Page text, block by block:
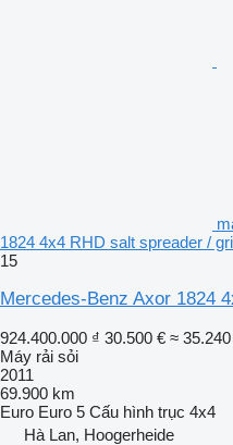
1824 4x4 RHD salt spreader /
15
Mercedes-Benz Axor 1824
924.400.000 ₫ 30.500 € ≈
Máy rải sỏi
2011
69.900 km
Euro Euro 5 Cấu hình trục 4x4
Hà Lan, Hoogerheide